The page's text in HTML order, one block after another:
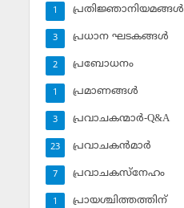
പ്രതിജ്ഞാനിയമങ്ങള്‍
1
പ്രധാന ഘടകങ്ങള്‍
3
പ്രബോധനം
2
പ്രമാണങ്ങള്‍
1
പ്രവാചകന്മാര്‍-Q&A
3
പ്രവാചകന്‍മാര്‍
23
പ്രവാചകസ്‌നേഹം
7
പ്രായശ്ചിത്തത്തിന്
1